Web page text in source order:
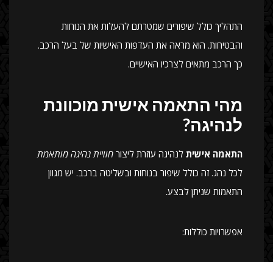
התהליך כולל שיפורים שמטרתם להעלות את הנוחות
והבטיחות. הוא מראה את העדפות האישיות של בעל הרכב.
כך הרכב מתאים לצרכיו האישיים.
מהי התאמה אישית מוכוונת
לנהיגה?
התאמה אישית לנהיגה עוזרת ליצור חוויית נהיגה מותאמת
לכל נהג. זה כולל שיפור בנוחות ובשליטה ברכב. יש מגוון
התאמות שניתן לבצע.
אפשרויות כוללות: